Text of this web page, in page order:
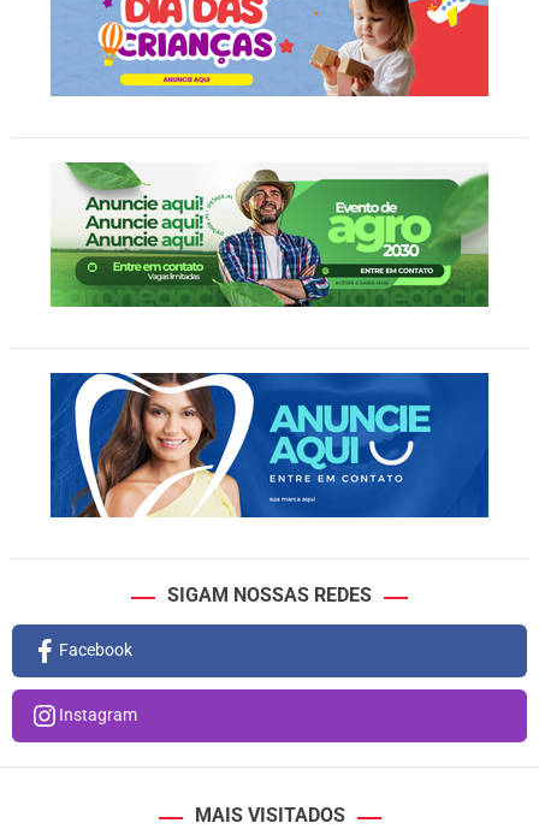
SIGAM NOSSAS REDES
Facebook
Instagram
MAIS VISITADOS